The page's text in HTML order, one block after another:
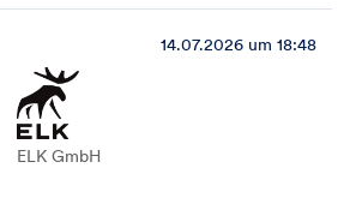
14.07.2026 um 18:48
ELK GmbH